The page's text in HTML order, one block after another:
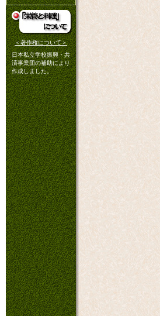
＜著作権について＞
日本私立学校振興・共
済事業団の補助により
作成しました。